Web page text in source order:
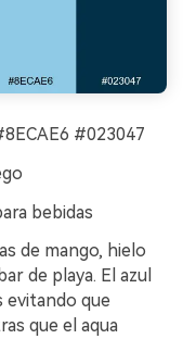
#023047
bebidas
de mango, hielo
de playa. El azul
evitando que
que el aqua